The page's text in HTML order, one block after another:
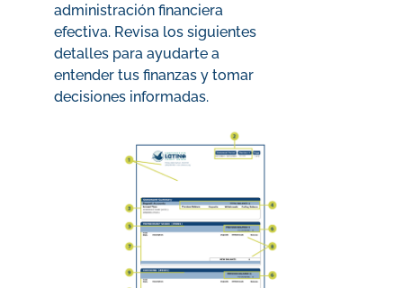
administración financiera
efectiva. Revisa los siguientes
detalles para ayudarte a
entender tus finanzas y tomar
decisiones informadas.